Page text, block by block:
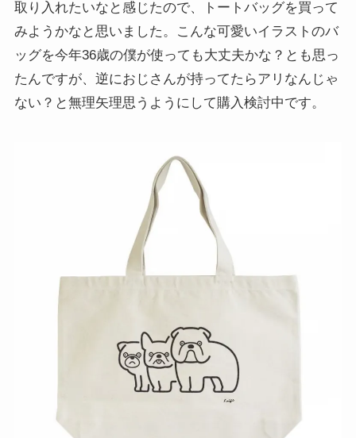
取り入れたいなと感じたので、トートバッグを買って
みようかなと思いました。こんな可愛いイラストのバ
ッグを今年36歳の僕が使っても大丈夫かな？とも思っ
たんですが、逆におじさんが持ってたらアリなんじゃ
ない？と無理矢理思うようにして購入検討中です。